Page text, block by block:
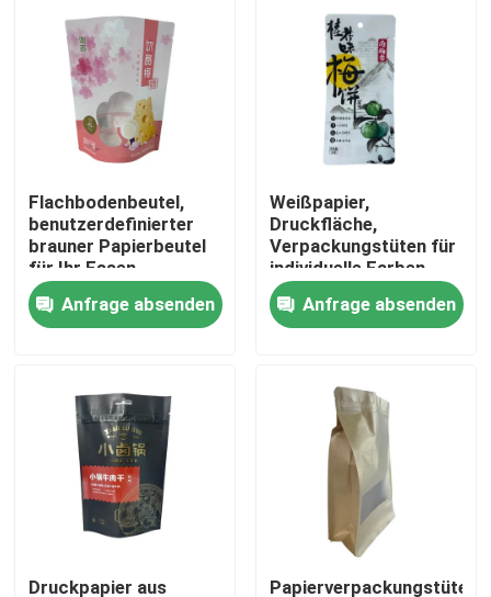
Produkte
Über uns
Fabrik-Ausflug
Qualitätskontrolle
Treten Sie mit uns in Verbindung
Fälle
Verpacken- der Lebensmittelbeutel
Ausgussverpackungsbeutel
Flachbodenbeutel,
benutzerdefinierter
brauner Papierbeutel
für Ihr Essen
Anfrage absenden
Weißpapier,
Druckfläche,
Verpackungstüten für
individuelle Farben
Anfrage absenden
Druckpapier aus Papierverpackungstüten